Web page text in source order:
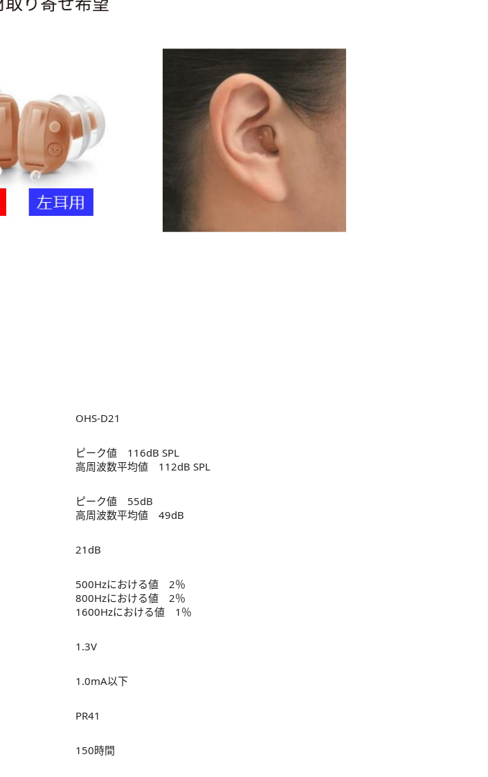
OHS-D21
ピーク値 116dB SPL
高周波数平均値 112dB SPL
ピーク値 55dB
高周波数平均値 49dB
21dB
500Hzにおける値 2％
800Hzにおける値 2％
1600Hzにおける値 1％
1.3V
1.0mA以下
PR41
150時間